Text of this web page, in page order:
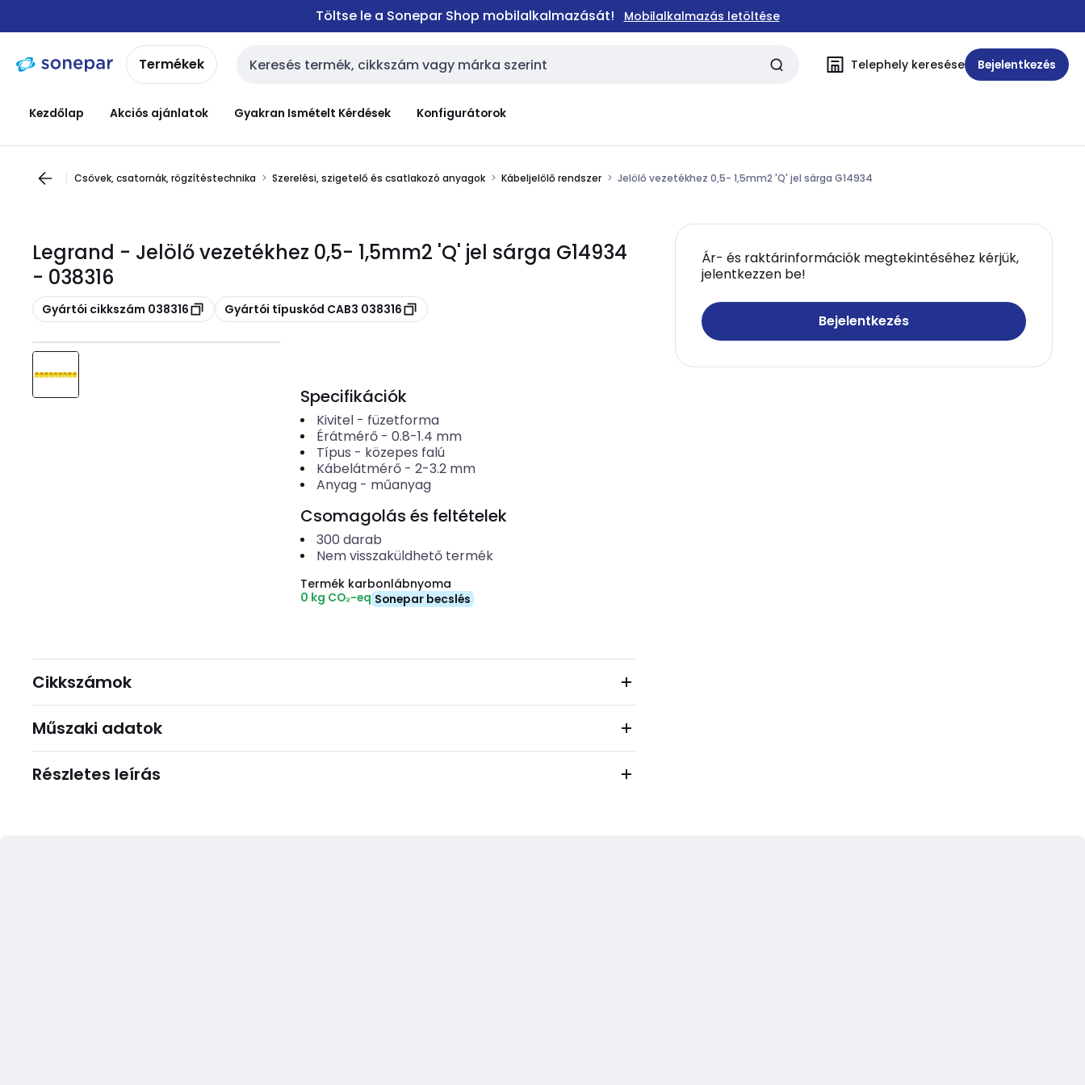
navigációhoztartalomra
Töltse le a Sonepar Shop mobilalkalmazását! Mobilalkalmazás letöltése
Termékek Keresési bemenet Telephely keresése Bejelentkezés
Kezdőlap Akciós ajánlatok Gyakran Ismételt Kérdések Konfigurátorok
Csövek, csatornák, rögzítéstechnika Szerelési, szigetelő és csatlakozó anyagok Kábeljelölő rendszer Jelölő vezetékhez 0,5- 1,5mm2 'Q' jel sárga G14934
Legrand - Jelölő vezetékhez 0,5- 1,5mm2 'Q' jel sárga G14934
- 038316
Másolás
Gyártói cikkszám 038316 Másolás
Gyártói típuskód CAB3 038316
Ár- és raktárinformációk megtekintéséhez kérjük,
jelentkezzen be!
Bejelentkezés
Specifikációk
Kivitel- füzetforma
Érátmérő- 0.8-1.4 mm
Típus - közepes falú
Kábelátmérő- 2-3.2 mm
Anyag- műanyag
Csomagolás és feltételek
300 darab
Nem visszaküldhető termék
Termék karbonlábnyoma
0 kg CO₂-eq Sonepar becslés
Cikkszámok
Műszaki adatok
Részletes leírás